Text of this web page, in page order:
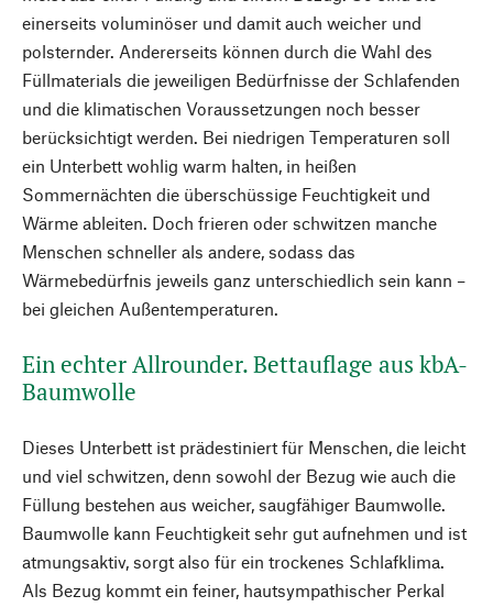
einerseits voluminöser und damit auch weicher und
polsternder. Andererseits können durch die Wahl des
Füllmaterials die jeweiligen Bedürfnisse der Schlafenden
und die klimatischen Voraussetzungen noch besser
berücksichtigt werden. Bei niedrigen Temperaturen soll
ein Unterbett wohlig warm halten, in heißen
Sommernächten die überschüssige Feuchtigkeit und
Wärme ableiten. Doch frieren oder schwitzen manche
Menschen schneller als andere, sodass das
Wärmebedürfnis jeweils ganz unterschiedlich sein kann –
bei gleichen Außentemperaturen.
Ein echter Allrounder. Bettauflage aus kbA-
Baumwolle
Dieses Unterbett ist prädestiniert für Menschen, die leicht
und viel schwitzen, denn sowohl der Bezug wie auch die
Füllung bestehen aus weicher, saugfähiger Baumwolle.
Baumwolle kann Feuchtigkeit sehr gut aufnehmen und ist
atmungsaktiv, sorgt also für ein trockenes Schlafklima.
Als Bezug kommt ein feiner, hautsympathischer Perkal